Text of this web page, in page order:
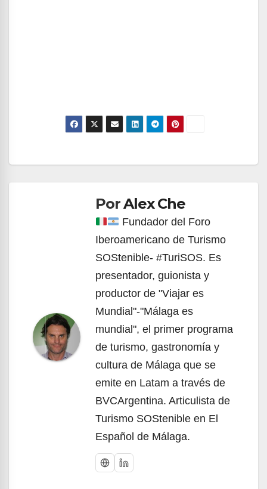
Navegación
entradasPorAlex Che
Fundador del Foro
Iberoamericano de Turismo
SOStenible- #TuriSOS. Es
presentador, guionista y
productor de "Viajar es
Mundial"-"Málaga es
mundial", el primer programa
de turismo, gastronomía y
cultura de Málaga que se
emite en Latam a través de
BVCArgentina. Articulista de
Turismo SOStenible en El
Español de Málaga.